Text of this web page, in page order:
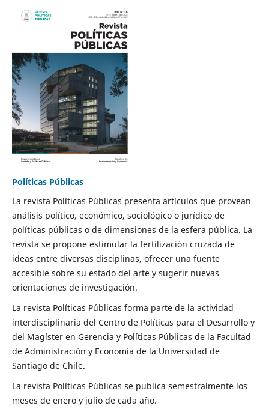
Políticas Públicas
La revista Políticas Públicas presenta artículos que provean
análisis político, económico, sociológico o jurídico de
políticas públicas o de dimensiones de la esfera pública. La
revista se propone estimular la fertilización cruzada de
ideas entre diversas disciplinas, ofrecer una fuente
accesible sobre su estado del arte y sugerir nuevas
orientaciones de investigación.
La revista Políticas Públicas forma parte de la actividad
interdisciplinaria del Centro de Políticas para el Desarrollo y
del Magíster en Gerencia y Políticas Públicas de la Facultad
de Administración y Economía de la Universidad de
Santiago de Chile.
La revista Políticas Públicas se publica semestralmente los
meses de enero y julio de cada año.